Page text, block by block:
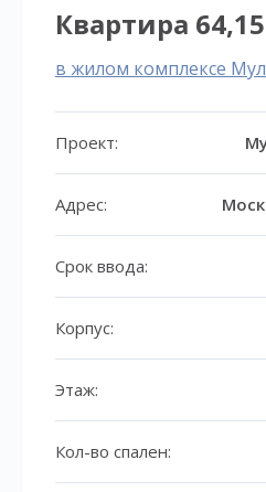
Квартира
в жилом комплексе
Проект:
Адрес:
Срок ввода:
Корпус:
Этаж:
Кол-во спален: